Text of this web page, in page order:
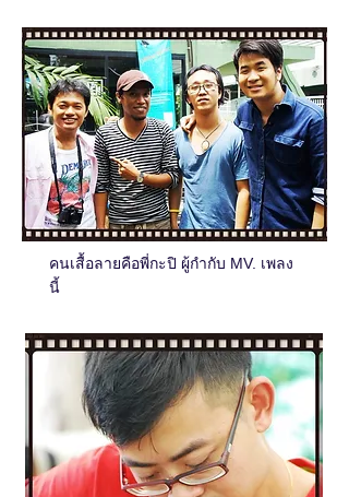
คนเสื้อลายคือพี่กะปิ ผู้กำกับ MV. เพลง
นี้